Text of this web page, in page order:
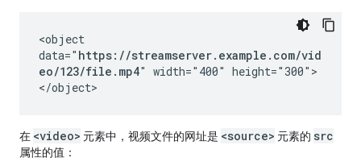
<object
data=" https://streamserver.example.com/vid
eo/123/file.mp4" width="400" height="300">
</object>
在 <video> 元素中，视频文件的网址是 <source> 元素的 src
属性的值：